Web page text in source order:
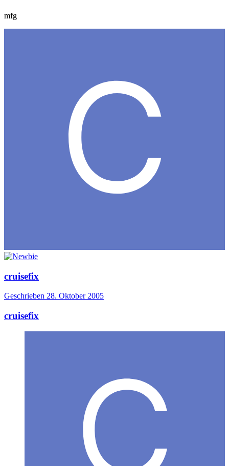
mfg
cruisefix
Geschrieben 28. Oktober 2005
cruisefix